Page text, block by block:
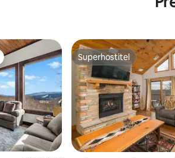
Superhostiteľ
Superhostiteľ